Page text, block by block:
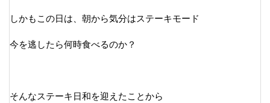
しかもこの日は、朝から気分はステーキモード
今を逃したら何時食べるのか？
そんなステーキ日和を迎えたことから